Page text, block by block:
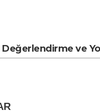
Değerlendirme ve